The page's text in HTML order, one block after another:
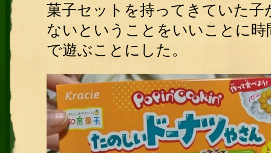
菓子セットを持ってきていた
ないということをいいことに
で遊ぶことにした。